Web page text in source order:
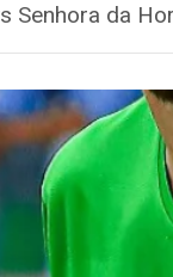
Senhora da